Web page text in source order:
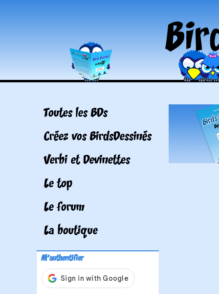
Toutes les BDs
Créez vos BirdsDessinés
Verbi et Devinettes
Le top
Le forum
La boutique
M'authentifier